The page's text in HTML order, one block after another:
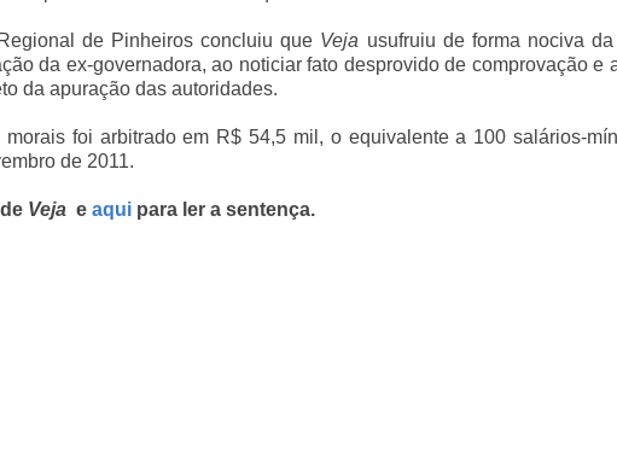
de Pinheiros concluiu que Veja usufruiu de forma nociva
da ex-governadora, ao noticiar fato desprovido de comprovação e
da apuração das autoridades.
foi arbitrado em R$ 54,5 mil, o equivalente a 100 salários-
de 2011.
Veja e aqui para ler a sentença.